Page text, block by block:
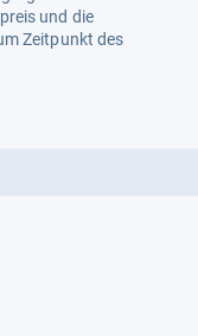
und die
Zeitpunkt des